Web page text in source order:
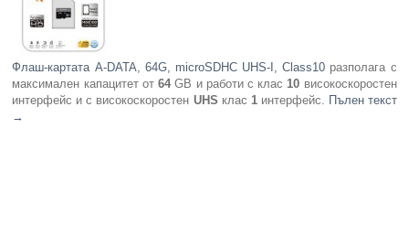
Флаш-картата A-DATA, 64G, microSDHC UHS-I, Class10 разполага с
максимален капацитет от64 GB и работи с клас10 високоскоростен
интерфейс и с високоскоростен UHS клас 1интерфейс. Пълен текст
→